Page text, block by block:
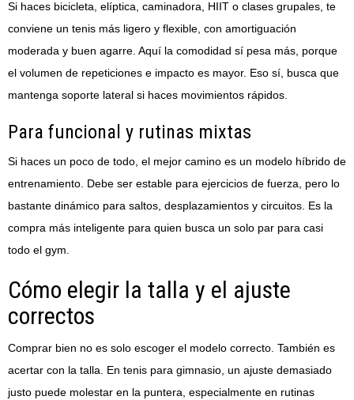
Si haces bicicleta, elíptica, caminadora, HIIT o clases grupales, te
conviene un tenis más ligero y flexible, con amortiguación
moderada y buen agarre. Aquí la comodidad sí pesa más, porque
el volumen de repeticiones e impacto es mayor. Eso sí, busca que
mantenga soporte lateral si haces movimientos rápidos.
Para funcional y rutinas mixtas
Si haces un poco de todo, el mejor camino es un modelo híbrido de
entrenamiento. Debe ser estable para ejercicios de fuerza, pero lo
bastante dinámico para saltos, desplazamientos y circuitos. Es la
compra más inteligente para quien busca un solo par para casi
todo el gym.
Cómo elegir la talla y el ajuste
correctos
Comprar bien no es solo escoger el modelo correcto. También es
acertar con la talla. En tenis para gimnasio, un ajuste demasiado
justo puede molestar en la puntera, especialmente en rutinas